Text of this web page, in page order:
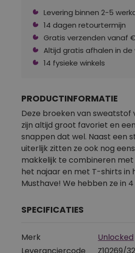
Levering binnen 2-5
14 dagen retourtermijn
Gratis verzenden vanaf
Altijd gratis afhalen in de
14 fysieke winkels
PRODUCTINFORMATIE
Deze broeken van sweatstof
zijn altijd groot favoriet en
snappen dat wel. Naast een
uiterlijk zitten ze ook nog
makkelijk te combineren met
het najaar en met T-shirts in
Musthave! We hebben ze in
SPECIFICATIES
Merk
Unlocked